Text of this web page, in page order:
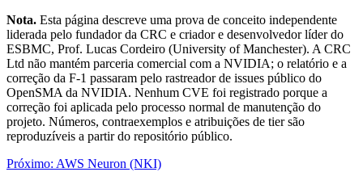
Nota. Esta página descreve uma prova de conceito independente
liderada pelo fundador da CRC e criador e desenvolvedor líder do
ESBMC, Prof. Lucas Cordeiro (University of Manchester). A CRC
Ltd não mantém parceria comercial com a NVIDIA; o relatório e a
correção da F-1 passaram pelo rastreador de issues público do
OpenSMA da NVIDIA. Nenhum CVE foi registrado porque a
correção foi aplicada pelo processo normal de manutenção do
projeto. Números, contraexemplos e atribuições de tier são
reproduzíveis a partir do repositório público.
Próximo: AWS Neuron (NKI)